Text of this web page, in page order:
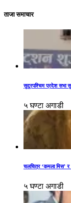
ताजा समाचार
सुदूरपश्चिम प्रदेश सभा
५ घण्टा अगाडी
चलचित्र ‘कमला मिस’ र
५ घण्टा अगाडी